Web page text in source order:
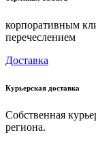
корпоративным
перечеслением
Доставка
Курьерская доставка
Собственная
региона.